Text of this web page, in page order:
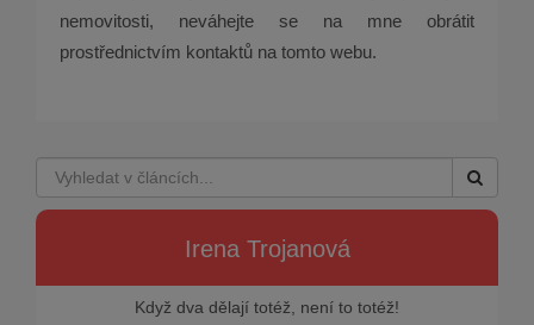
nemovitosti, neváhejte se na mne obrátit
prostřednictvím kontaktů na tomto webu.
Irena Trojanová
Když dva dělají totéž, není to totéž!